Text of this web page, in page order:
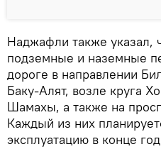
Наджафли также указал,
подземные и наземные
дороге в направлении
Баку-Алят, возле круга
Шамахы, а также на
Каждый из них
эксплуатацию в конце